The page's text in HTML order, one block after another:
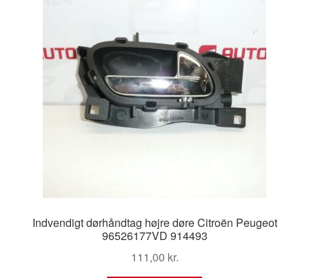
Indvendigt dørhåndtag højre døre Citroën Peugeot
96526177VD 914493
111,00 kr.